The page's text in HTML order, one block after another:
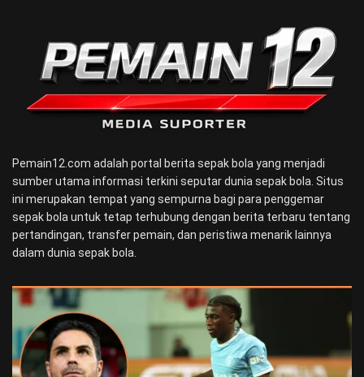
Pemain12.com adalah portal berita sepak bola yang menjadi
sumber utama informasi terkini seputar dunia sepak bola. Situs
ini merupakan tempat yang sempurna bagi para penggemar
sepak bola untuk tetap terhubung dengan berita terbaru tentang
pertandingan, transfer pemain, dan peristiwa menarik lainnya
dalam dunia sepak bola.